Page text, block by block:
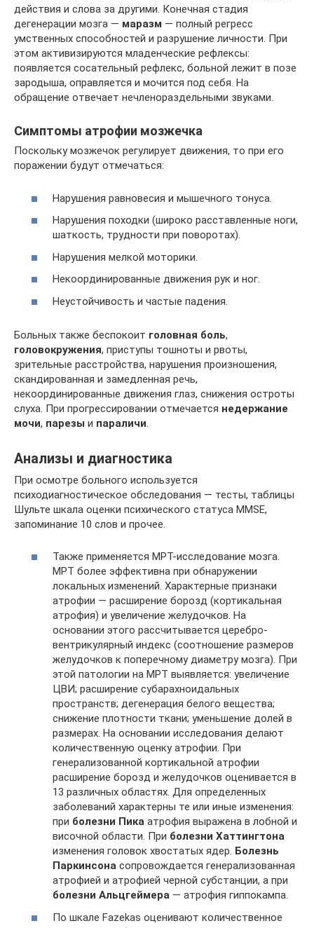
действия и слова за другими. Конечная стадия
дегенерации мозга — маразм — полный регресс
умственных способностей и разрушение личности. При
этом активизируются младенческие рефлексы:
появляется сосательный рефлекс, больной лежит в позе
зародыша, оправляется и мочится под себя. На
обращение отвечает нечленораздельными звуками.
Симптомы атрофии мозжечка
Поскольку мозжечок регулирует движения, то при его
поражении будут отмечаться:
Нарушения равновесия и мышечного тонуса.
Нарушения походки (широко расставленные ноги,
шаткость, трудности при поворотах).
Нарушения мелкой моторики.
Некоординированные движения рук и ног.
Неустойчивость и частые падения.
Больных также беспокоит головная боль,
головокружения, приступы тошноты и рвоты,
зрительные расстройства, нарушения произношения,
скандированная и замедленная речь,
некоординированные движения глаз, снижения остроты
слуха. При прогрессировании отмечается недержание
мочи, парезы и параличи
Анализы и диагностика
При осмотре больного используется
психодиагностическое обследования — тесты, таблицы
Шульте шкала оценки психического статуса MMSE,
запоминание 10 слов и прочее.
Также применяется МРТ-исследование мозга.
МРТ более эффективна при обнаружении
локальных изменений. Характерные признаки
атрофии — расширение борозд (кортикальная
атрофия) и увеличение желудочков. На
основании этого рассчитывается церебро-
вентрикулярный индекс (соотношение размеров
желудочков к поперечному диаметру мозга). При
этой патологии на МРТ выявляется: увеличение
ЦВИ; расширение субарахноидальных
пространств; дегенерация белого вещества;
снижение плотности ткани; уменьшение долей в
размерах. На основании исследования делают
количественную оценку атрофии. При
генерализованной кортикальной атрофии
расширение борозд и желудочков оценивается в
13 различных областях. Для определенных
заболеваний характерны те или иные изменения:
при болезни Пика атрофия выражена в лобной и
височной области. При болезни Хаттингтона
изменения головок хвостатых ядер. Болезнь
Паркинсона сопровождается генерализованная
атрофией и атрофией черной субстанции, а при
болезни Альцгеймера — атрофия гиппокампа.
По шкале Fazekas оценивают количественное